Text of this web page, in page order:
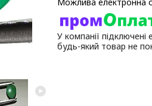
У компанії
будь-який товар не